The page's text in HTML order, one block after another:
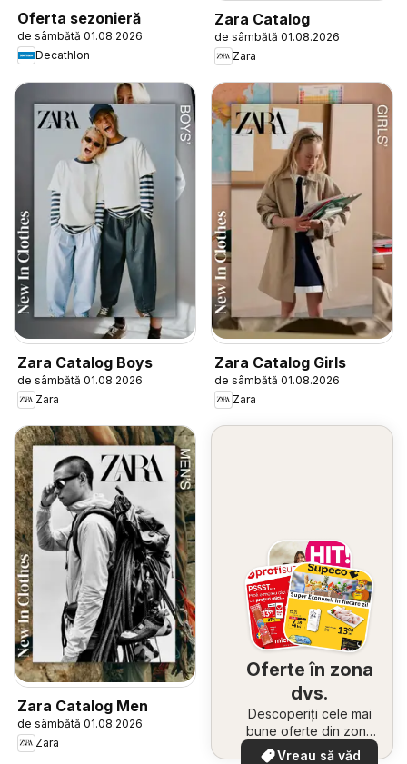
Oferta sezonieră
de sâmbătă 01.08.2026
Decathlon
Zara Catalog
de sâmbătă 01.08.2026
Zara
Zara Catalog Boys
de sâmbătă 01.08.2026
Zara
Zara Catalog Girls
de sâmbătă 01.08.2026
Zara
Zara Catalog Men
de sâmbătă 01.08.2026
Zara
Oferte în zona
dvs.
Descoperiți cele mai
bune oferte din zona
dumneavoastră
Vreau să văd